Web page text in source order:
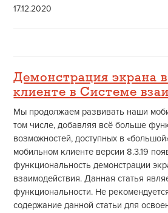
17.12.2020
Демонстрация экрана
клиенте в Системе
Мы продолжаем развивать наши
том числе, добавляя всё больше
возможностей, доступных в
мобильном клиенте версии 8.3.19
функциональность демонстрации
взаимодействия. Данная статья
функциональности. Не
содержание данной статьи для